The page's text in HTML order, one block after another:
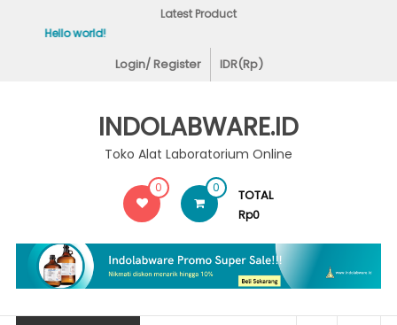
Latest Product
Hello world!
Login/ Register IDR(Rp)
INDOLABWARE.ID
Toko Alat Laboratorium Online
0 0 TOTAL
Rp0